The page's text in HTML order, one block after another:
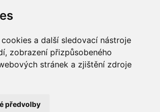
a další sledovací nástroje
zobrazení přizpůsobeného
stránek a zjištění zdroje
předvolby